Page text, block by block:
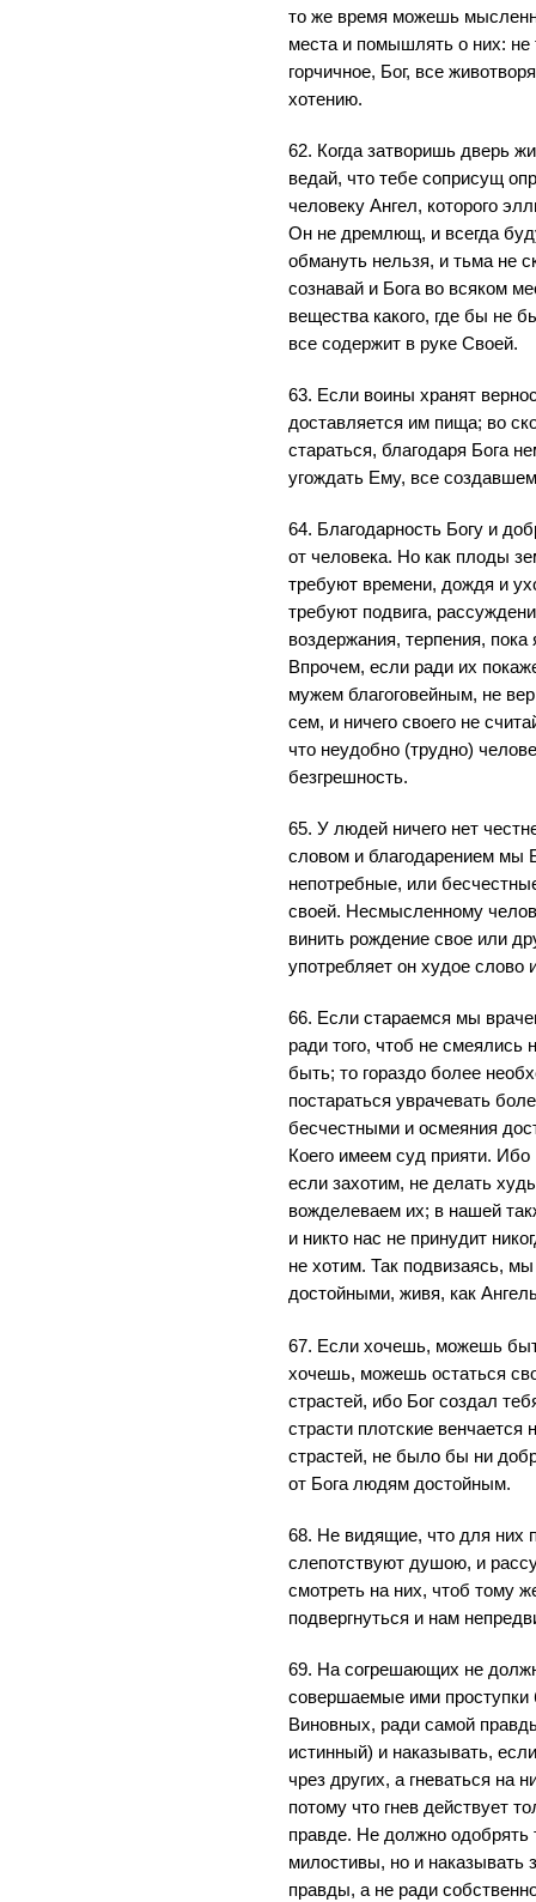
то же время можешь
места и помышлять о них: не
горчичное, Бог, все
хотению.
62. Когда затворишь дверь
ведай, что тебе соприсущ
человеку Ангел, которого
Он не дремлющ, и всегда
обмануть нельзя, и тьма не
сознавай и Бога во всяком
вещества какого, где бы не
все содержит в руке Своей.
63. Если воины хранят
доставляется им пища; во
стараться, благодаря Бога
угождать Ему, все
64. Благодарность Богу и
от человека. Но как плоды
требуют времени, дождя и
требуют подвига,
воздержания, терпения,
Впрочем, если ради их
мужем благоговейным, не
сем, и ничего своего не
что неудобно (трудно)
безгрешность.
65. У людей ничего нет
словом и благодарением мы
непотребные, или
своей. Несмысленному
винить рождение свое или
употребляет он худое слово
66. Если стараемся мы
ради того, чтоб не смеялись
быть; то гораздо более
постараться уврачевать
бесчестными и осмеяния
Коего имеем суд прияти.
если захотим, не делать
вожделеваем их; в нашей
и никто нас не принудит
не хотим. Так подвизаясь,
достойными, живя, как
67. Если хочешь, можешь
хочешь, можешь остаться
страстей, ибо Бог создал
страсти плотские
страстей, не было бы ни
от Бога людям достойным.
68. Не видящие, что для них
слепотствуют душою, и
смотреть на них, чтоб тому
подвергнуться и нам
69. На согрешающих не
совершаемые ими проступки
Виновных, ради самой
истинный) и наказывать,
чрез других, а гневаться на
потому что гнев действует
правде. Не должно
милостивы, но и наказывать
правды, а не ради